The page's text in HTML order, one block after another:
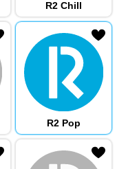
R2 Chill
R2 Pop